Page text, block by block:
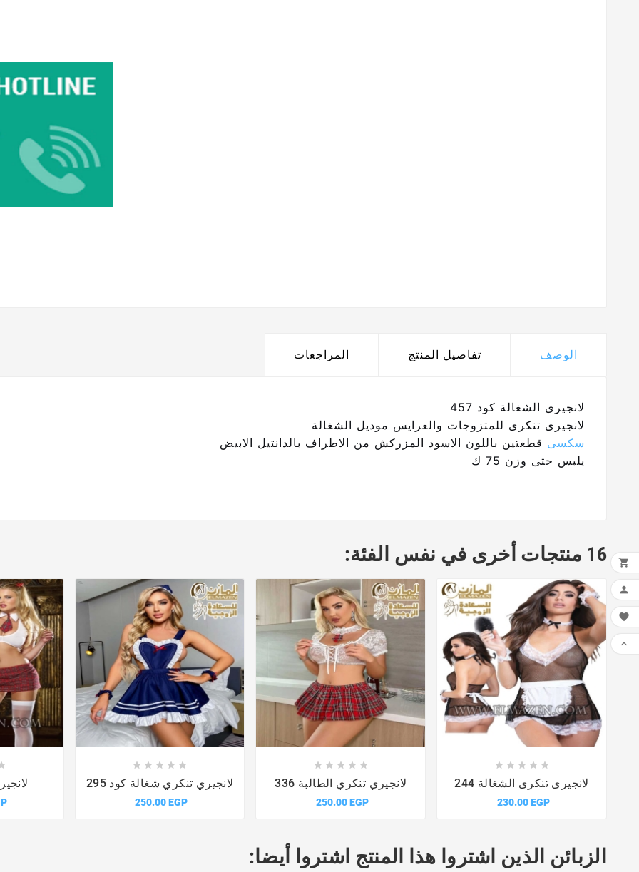
الوصف تفاصيل المنتج المراجعات
لانجيرى الشغالة كود 457
لانجيرى تنكرى للمتزوجات والعرايس موديل الشغالة
سكسى قطعتين باللون الاسود المزركش من الاطراف بالدانتيل الابيض
يلبس حتى وزن 75 ك
16 منتجات أخرى في نفس الفئة:
    
لانجيري تنكري شغالة كود 295
250.00 EGP

    
لانجيري تنكري الطالبة 336
250.00 EGP

    
لانجيرى تنكرى الشغالة 244
230.00 EGP
الزبائن الذين اشتروا هذا المنتج اشتروا أيضا:



